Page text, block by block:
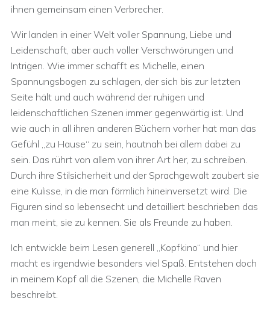
ihnen gemeinsam einen Verbrecher.
Wir landen in einer Welt voller Spannung, Liebe und
Leidenschaft, aber auch voller Verschwörungen und
Intrigen. Wie immer schafft es Michelle, einen
Spannungsbogen zu schlagen, der sich bis zur letzten
Seite hält und auch während der ruhigen und
leidenschaftlichen Szenen immer gegenwärtig ist. Und
wie auch in all ihren anderen Büchern vorher hat man das
Gefühl „zu Hause“ zu sein, hautnah bei allem dabei zu
sein. Das rührt von allem von ihrer Art her, zu schreiben.
Durch ihre Stilsicherheit und der Sprachgewalt zaubert sie
eine Kulisse, in die man förmlich hineinversetzt wird. Die
Figuren sind so lebensecht und detailliert beschrieben das
man meint, sie zu kennen. Sie als Freunde zu haben.
Ich entwickle beim Lesen generell „Kopfkino“ und hier
macht es irgendwie besonders viel Spaß. Entstehen doch
in meinem Kopf all die Szenen, die Michelle Raven
beschreibt.